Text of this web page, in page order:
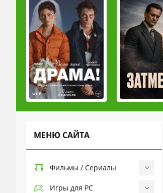
МЕНЮ САЙТА
Фильмы / Сериалы
Игры для PC